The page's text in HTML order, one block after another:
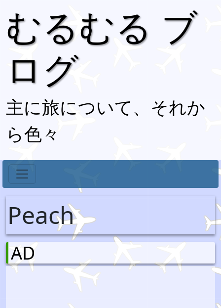
むるむる ブ
ログ
主に旅について、それか
ら色々
Peach
AD